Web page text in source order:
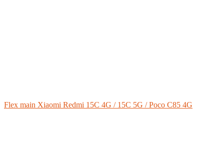
Flex main Xiaomi Redmi 15C 4G / 15C 5G / Poco C85 4G